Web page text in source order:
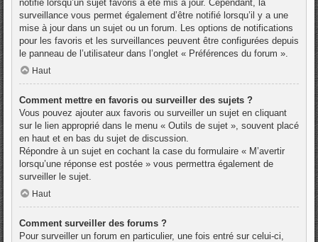
notifié lorsqu’un sujet favoris a été mis à jour. Cependant, la
surveillance vous permet également d’être notifié lorsqu’il y a une
mise à jour dans un sujet ou un forum. Les options de notifications
pour les favoris et les surveillances peuvent être configurées depuis
le panneau de l’utilisateur dans l’onglet « Préférences du forum ».
Haut
Comment mettre en favoris ou surveiller des sujets ?
Vous pouvez ajouter aux favoris ou surveiller un sujet en cliquant
sur le lien approprié dans le menu « Outils de sujet », souvent placé
en haut et en bas du sujet de discussion.
Répondre à un sujet en cochant la case du formulaire « M’avertir
lorsqu’une réponse est postée » vous permettra également de
surveiller le sujet.
Haut
Comment surveiller des forums ?
Pour surveiller un forum en particulier, une fois entré sur celui-ci,